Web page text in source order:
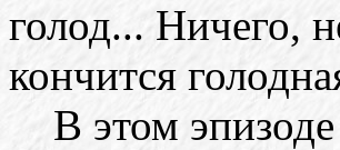
голод... Ничего,
кончится
В этом эпизоде